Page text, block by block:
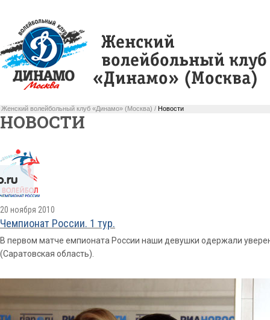
Женский волейбольный клуб «Динамо» (Москва) / Новости
НОВОСТИ
20 ноября 2010
Чемпионат России. 1 тур.
В первом матче емпионата России наши девушки одержали
(Саратовская область).